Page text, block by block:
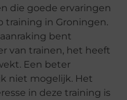
die goede ervaringen
training in Groningen.
bent
van trainen, het heeft
Een beter
niet mogelijk. Het
in deze training is